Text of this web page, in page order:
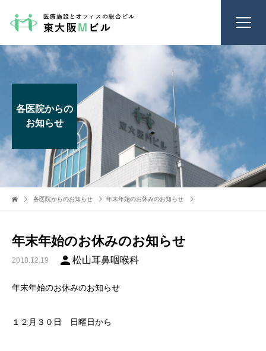
各医院からの
お知らせ
各医院からのお知らせ 年末年始のお休みのお知らせ
年末年始のお休みのお知らせ
2018.12.19 person 松山耳鼻咽喉科
年末年始のお休みのお知らせ
１２月３０日 日曜日から